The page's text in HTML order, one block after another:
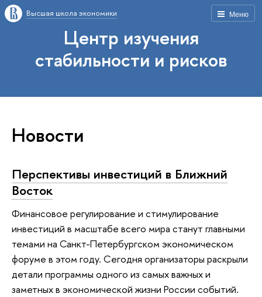
Меню
Высшая школа экономики
Центр изучения
стабильности и рисков
Новости
Перспективы инвестиций в Ближний
Восток
Финансовое регулирование и стимулирование
инвестиций в масштабе всего мира станут главными
темами на Санкт-Петербургском экономическом
форуме в этом году. Сегодня организаторы раскрыли
детали программы одного из самых важных и
заметных в экономической жизни России событий.